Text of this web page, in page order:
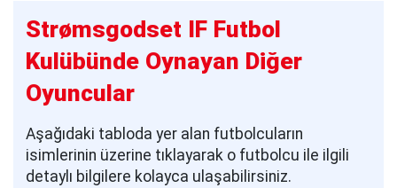
Strømsgodset IF Futbol
Kulübünde Oynayan Diğer
Oyuncular
Aşağıdaki tabloda yer alan futbolcuların
isimlerinin üzerine tıklayarak o futbolcu ile ilgili
detaylı bilgilere kolayca ulaşabilirsiniz.